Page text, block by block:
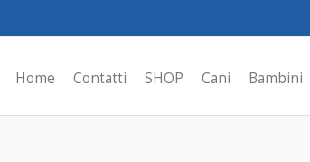
Home Contatti SHOP Cani Bambini